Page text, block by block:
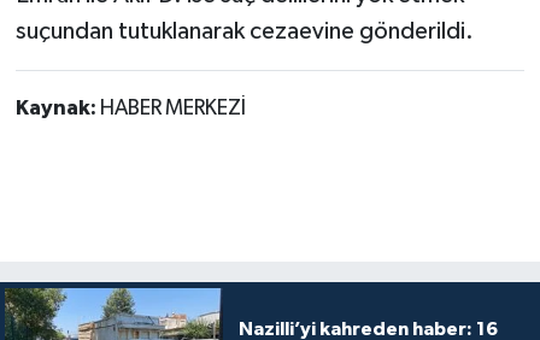
suçundan tutuklanarak cezaevine gönderildi.
Kaynak: HABER MERKEZİ
Nazilli’yi kahreden haber: 16